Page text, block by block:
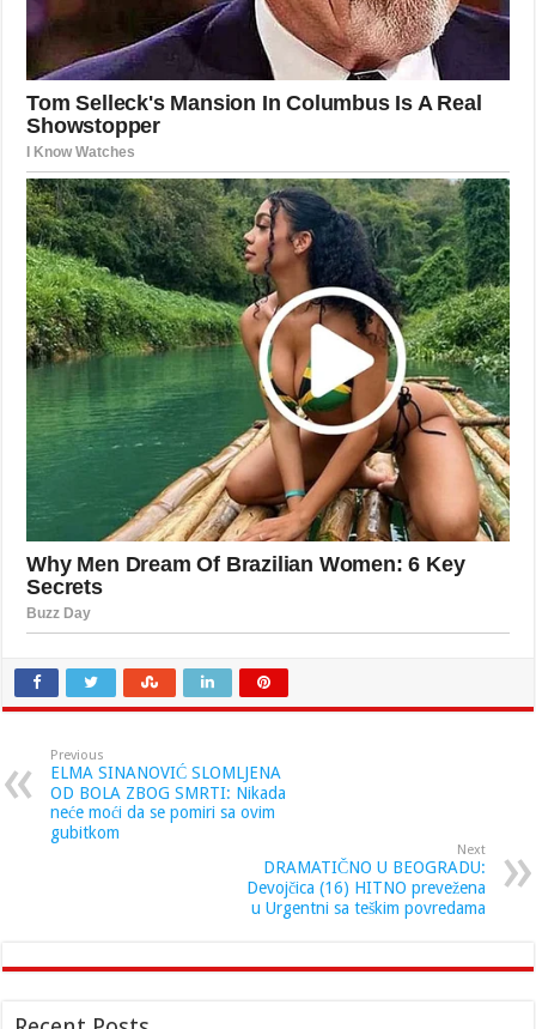
Previous
ELMA SINANOVIĆ SLOMLJENA
OD BOLA ZBOG SMRTI: Nikada
neće moći da se pomiri sa ovim
gubitkom
Next
DRAMATIČNO U BEOGRADU:
Devojčica (16) HITNO prevežena
u Urgentni sa teškim povredama